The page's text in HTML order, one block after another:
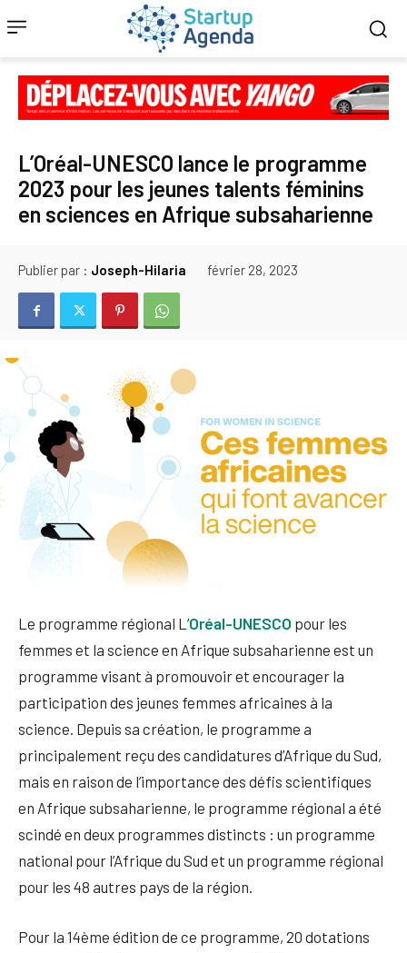
L’Oréal-UNESCO lance le programme
2023 pour les jeunes talents féminins
en sciences en Afrique subsaharienne
Publier par : Joseph-Hilaria février 28, 2023
Le programme régional L’Oréal-UNESCO pour les
femmes et la science en Afrique subsaharienne est un
programme visant à promouvoir et encourager la
participation des jeunes femmes africaines à la
science. Depuis sa création, le programme a
principalement reçu des candidatures d’Afrique du Sud,
mais en raison de l’importance des défis scientifiques
en Afrique subsaharienne, le programme régional a été
scindé en deux programmes distincts : un programme
national pour l’Afrique du Sud et un programme régional
pour les 48 autres pays de la région.
Pour la 14ème édition de ce programme, 20 dotations